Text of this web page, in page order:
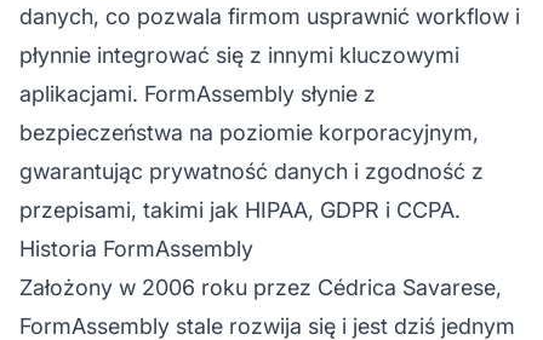
danych, co pozwala firmom usprawnić workflow i
płynnie integrować się z innymi kluczowymi
aplikacjami. FormAssembly słynie z
bezpieczeństwa na poziomie korporacyjnym,
gwarantując prywatność danych i zgodność z
przepisami, takimi jak HIPAA, GDPR i CCPA.
Historia FormAssembly
Założony w 2006 roku przez Cédrica Savarese,
FormAssembly stale rozwija się i jest dziś jednym